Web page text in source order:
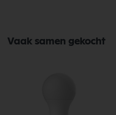
Vaak samen gekocht